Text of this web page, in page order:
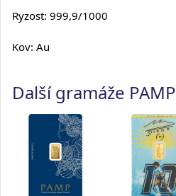
Ryzost: 999,9/1000
Kov: Au
Další gramáže PAMP